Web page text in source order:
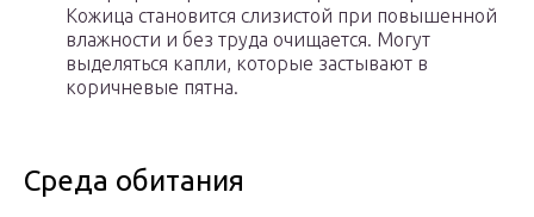
Кожица становится слизистой при повышенной
влажности и без труда очищается. Могут
выделяться капли, которые застывают в
коричневые пятна.
Среда обитания